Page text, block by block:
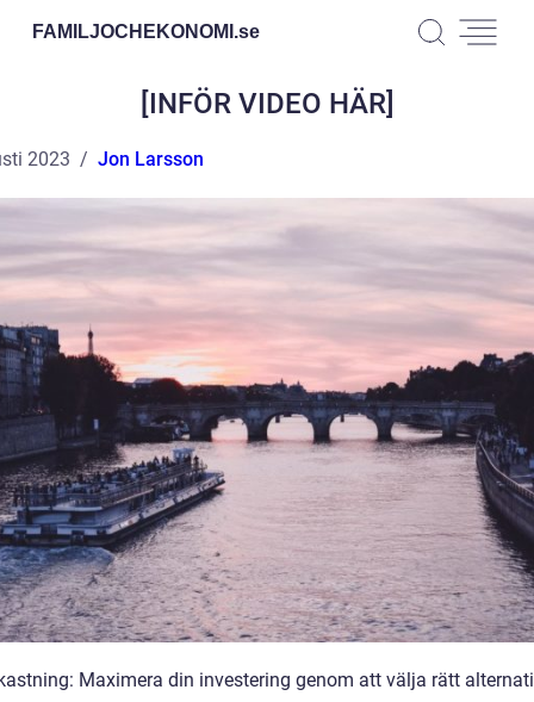
FAMILJOCHEKONOMI.se
[INFÖR VIDEO HÄR]
2023 Jon Larsson
Maximera din investering genom att välja rätt